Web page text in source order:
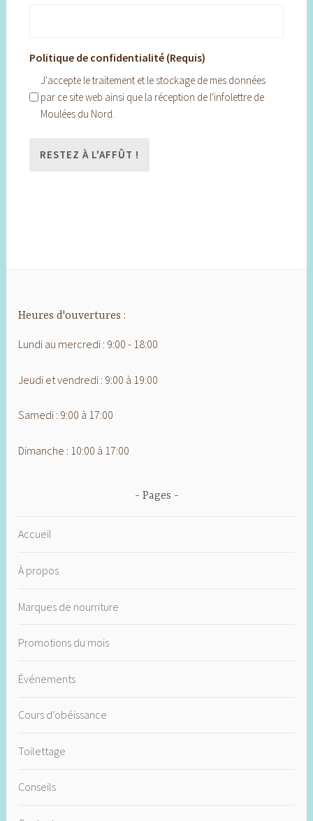
Politique de confidentialité (Requis)
J'accepte le traitement et le stockage de mes données
par ce site web ainsi que la réception de l'infolettre de
Moulées du Nord.
Heures d'ouvertures :
Lundi au mercredi : 9:00 - 18:00
Jeudi et vendredi : 9:00 à 19:00
Samedi : 9:00 à 17:00
Dimanche : 10:00 à 17:00
Pages
Accueil
À propos
Marques de nourriture
Promotions du mois
Événements
Cours d’obéissance
Toilettage
Conseils